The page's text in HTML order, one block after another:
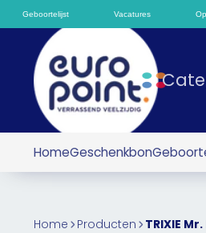
Geboortelijst Vacatures
HomeGeschenkbon
Home Producten TRIXIE